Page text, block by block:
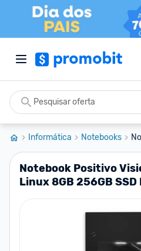
Informática Notebooks
Notebook Positivo
Linux 8GB 256GB